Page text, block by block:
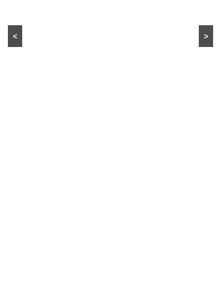
< >